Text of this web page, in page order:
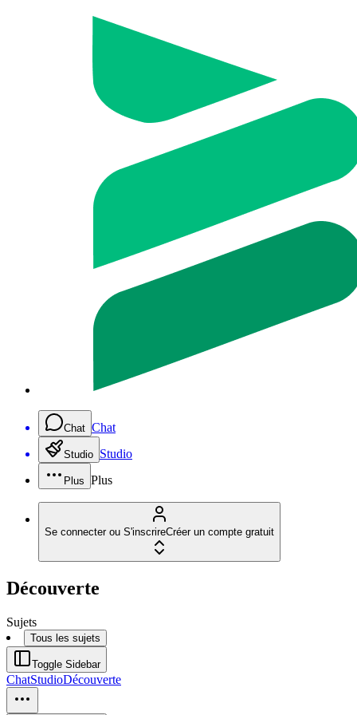
Chat Chat
Studio Studio
Plus Plus
Se connecter ou S'inscrireCréer un compte gratuit
Découverte
Sujets
Tous les sujets
Toggle Sidebar
ChatStudioDécouverte